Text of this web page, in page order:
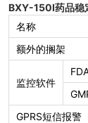
BXY-150I药品稳
名称
额外的搁架
监控软件
GPRS短信报警